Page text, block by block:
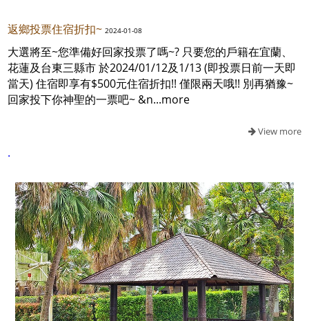
返鄉投票住宿折扣~ 2024-01-08
大選將至~您準備好回家投票了嗎~? 只要您的戶籍在宜蘭、
花蓮及台東三縣市 於2024/01/12及1/13 (即投票日前一天即
當天) 住宿即享有$500元住宿折扣!! 僅限兩天哦!! 別再猶豫~
回家投下你神聖的一票吧~ &n...more
View more
.